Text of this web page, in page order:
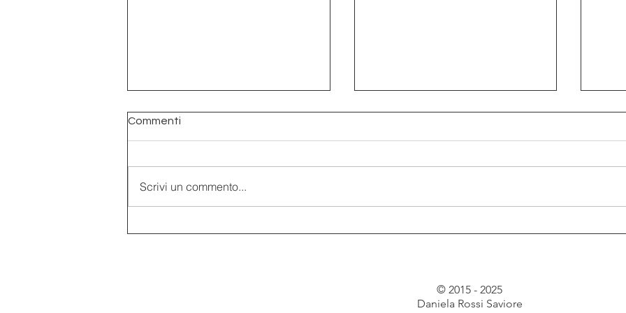
Commenti
Scrivi un commento...
© 2015 - 2025
Daniela Rossi Saviore